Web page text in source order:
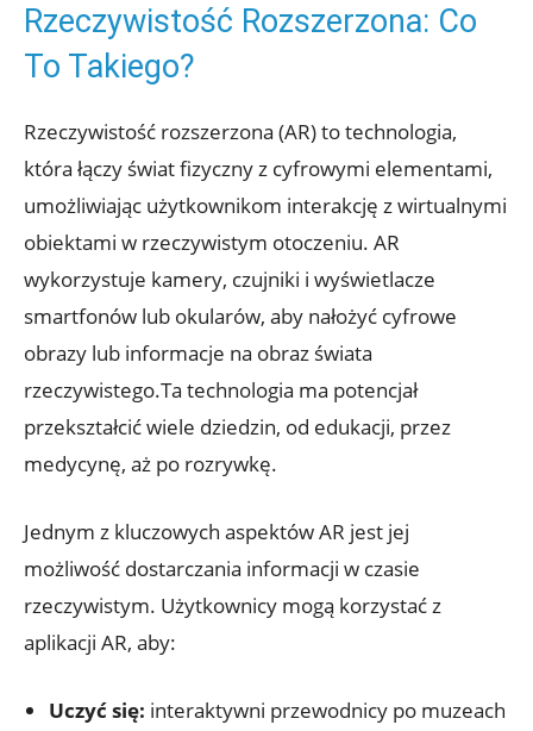
Rzeczywistość Rozszerzona: Co
To Takiego?
Rzeczywistość rozszerzona (AR) to technologia,
która łączy świat fizyczny z cyfrowymi elementami,
umożliwiając użytkownikom interakcję z wirtualnymi
obiektami w rzeczywistym otoczeniu. AR
wykorzystuje kamery, czujniki i wyświetlacze
smartfonów lub okularów, aby nałożyć cyfrowe
obrazy lub informacje na obraz świata
rzeczywistego.Ta technologia ma potencjał
przekształcić wiele dziedzin, od edukacji, przez
medycynę, aż po rozrywkę.
Jednym z kluczowych aspektów AR jest jej
możliwość dostarczania informacji w czasie
rzeczywistym. Użytkownicy mogą korzystać z
aplikacji AR, aby:
Uczyć się: interaktywni przewodnicy po muzeach